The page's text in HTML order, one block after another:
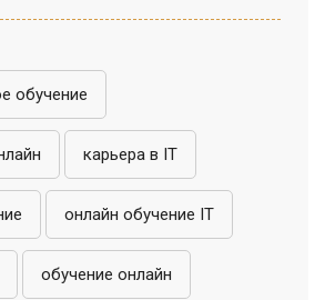
обучение
карьера в IT
онлайн обучение IT
обучение онлайн